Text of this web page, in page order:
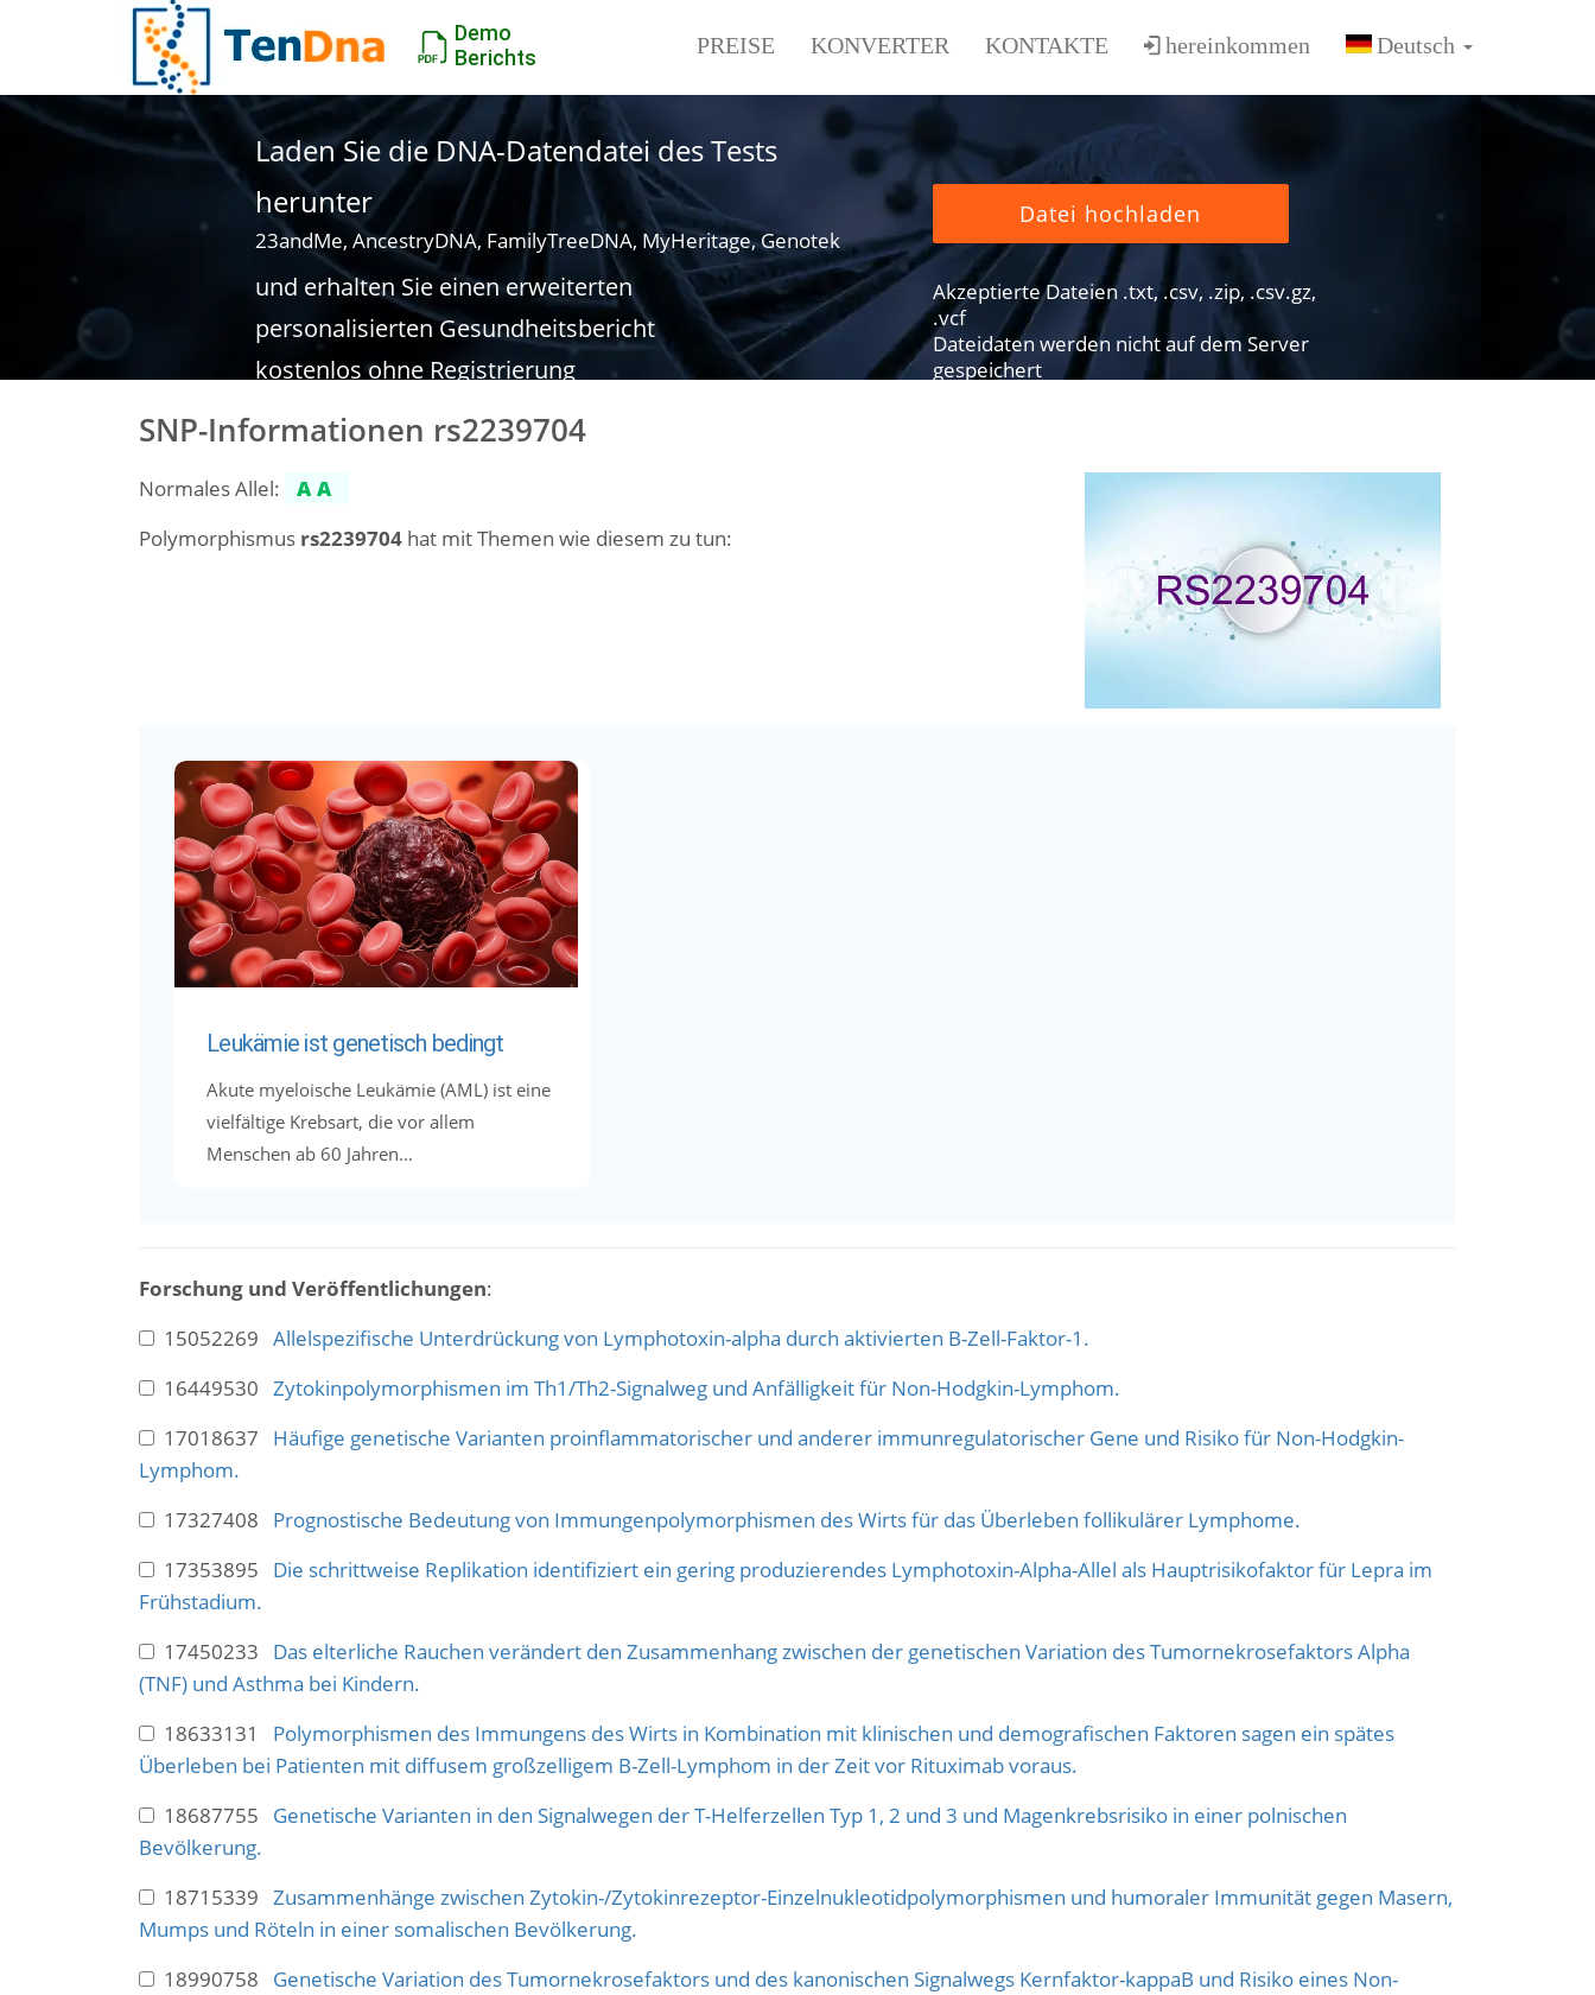
Demo
Berichts
PREISE KONVERTER KONTAKTE hereinkommen
Laden Sie die DNA-Datendatei des Tests
herunter
23andMe, AncestryDNA, FamilyTreeDNA, MyHeritage, Genotek
und erhalten Sie einen erweiterten
personalisierten Gesundheitsbericht
kostenlos ohne Registrierung
Datei hochladen
Akzeptierte Dateien .txt, .csv, .zip, .csv.gz,
.vcf
Dateidaten werden nicht auf dem Server
gespeichert
SNP-Informationen rs2239704
Normales Allel:
AA
Polymorphismus rs2239704 hat mit Themen wie diesem zu tun:
Leukämie ist genetisch bedingt
Akute myeloische Leukämie (AML) ist eine
vielfältige Krebsart, die vor allem
Menschen ab 60 Jahren...
Forschung und Veröffentlichungen:
15052269 Allelspezifische Unterdrückung von Lymphotoxin-alpha durch aktivierten B-Zell-Faktor-1.
16449530 Zytokinpolymorphismen im Th1/Th2-Signalweg und Anfälligkeit für Non-Hodgkin-Lymphom.
17018637 Häufige genetische Varianten proinflammatorischer und anderer immunregulatorischer Gene und Risiko für Non-Hodgkin-
Lymphom.
17327408 Prognostische Bedeutung von Immungenpolymorphismen des Wirts für das Überleben follikulärer Lymphome.
17353895 Die schrittweise Replikation identifiziert ein gering produzierendes Lymphotoxin-Alpha-Allel als Hauptrisikofaktor für Lepra im
Frühstadium.
17450233 Das elterliche Rauchen verändert den Zusammenhang zwischen der genetischen Variation des Tumornekrosefaktors Alpha
(TNF) und Asthma bei Kindern.
18633131 Polymorphismen des Immungens des Wirts in Kombination mit klinischen und demografischen Faktoren sagen ein spätes
Überleben bei Patienten mit diffusem großzelligem B-Zell-Lymphom in der Zeit vor Rituximab voraus.
18687755 Genetische Varianten in den Signalwegen der T-Helferzellen Typ 1, 2 und 3 und Magenkrebsrisiko in einer polnischen
Bevölkerung.
18715339 Zusammenhänge zwischen Zytokin-/Zytokinrezeptor-Einzelnukleotidpolymorphismen und humoraler Immunität gegen Masern,
Mumps und Röteln in einer somalischen Bevölkerung.
18990758 Genetische Variation des Tumornekrosefaktors und des kanonischen Signalwegs Kernfaktor-kappaB und Risiko eines Non-